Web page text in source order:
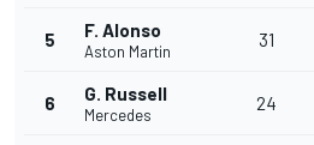
5 F. Alonso
Aston Martin
31
6 G. Russell
Mercedes
24